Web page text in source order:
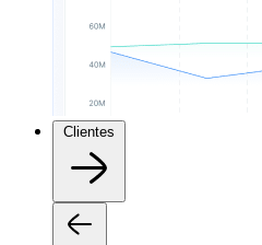
Clientes